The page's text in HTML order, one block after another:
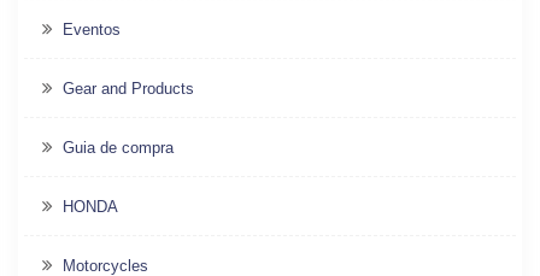
Eventos
Gear and Products
Guia de compra
HONDA
Motorcycles